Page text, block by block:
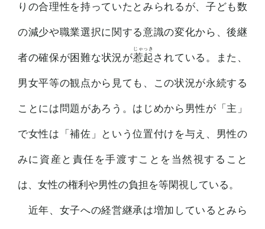
りの合理性を持っていたとみられるが、子ども数
の減少や職業選択に関する意識の変化から、後継
者の確保が困難な状況が惹起されている。また、
男女平等の観点から見ても、この状況が永続する
ことには問題があろう。はじめから男性が「主」
で女性は「補佐」という位置付けを与え、男性の
みに資産と責任を手渡すことを当然視すること
は、女性の権利や男性の負担を等閑視している。
近年、女子への経営継承は増加しているとみら